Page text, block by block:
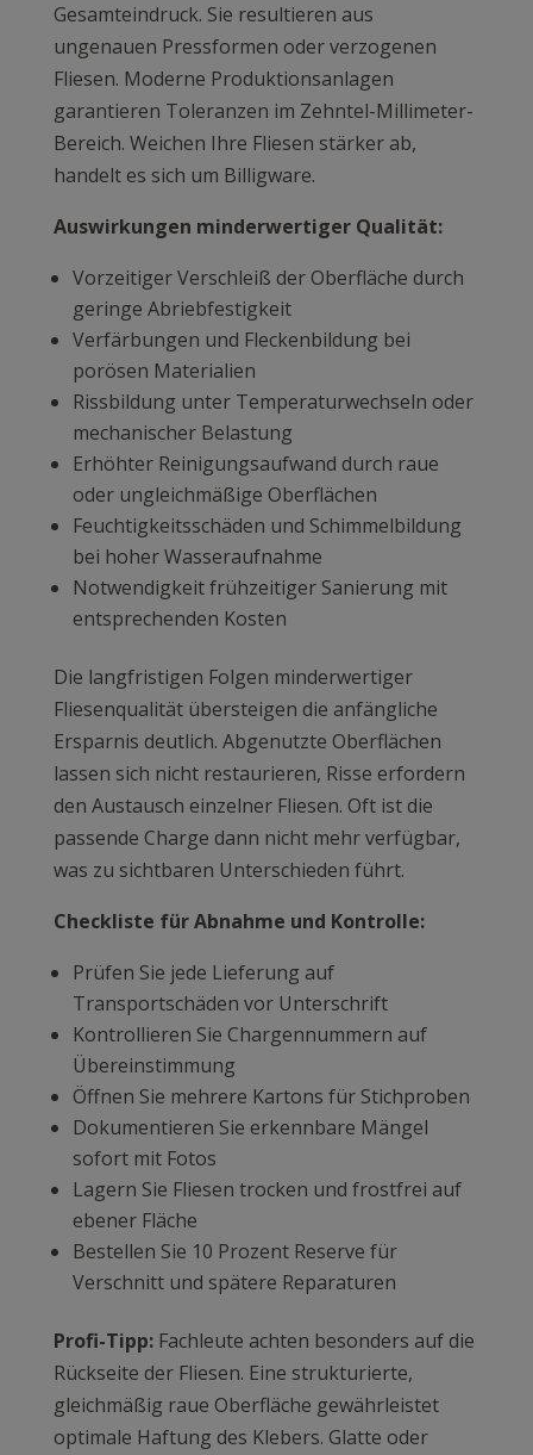
Gesamteindruck. Sie resultieren aus
ungenauen Pressformen oder verzogenen
Fliesen. Moderne Produktionsanlagen
garantieren Toleranzen im Zehntel-Millimeter-
Bereich. Weichen Ihre Fliesen stärker ab,
handelt es sich um Billigware.
Auswirkungen minderwertiger Qualität:
Vorzeitiger Verschleiß der Oberfläche durch
geringe Abriebfestigkeit
Verfärbungen und Fleckenbildung bei
porösen Materialien
Rissbildung unter Temperaturwechseln oder
mechanischer Belastung
Erhöhter Reinigungsaufwand durch raue
oder ungleichmäßige Oberflächen
Feuchtigkeitsschäden und Schimmelbildung
bei hoher Wasseraufnahme
Notwendigkeit frühzeitiger Sanierung mit
entsprechenden Kosten
Die langfristigen Folgen minderwertiger
Fliesenqualität übersteigen die anfängliche
Ersparnis deutlich. Abgenutzte Oberflächen
lassen sich nicht restaurieren, Risse erfordern
den Austausch einzelner Fliesen. Oft ist die
passende Charge dann nicht mehr verfügbar,
was zu sichtbaren Unterschieden führt.
Checkliste für Abnahme und Kontrolle:
Prüfen Sie jede Lieferung auf
Transportschäden vor Unterschrift
Kontrollieren Sie Chargennummern auf
Übereinstimmung
Öffnen Sie mehrere Kartons für Stichproben
Dokumentieren Sie erkennbare Mängel
sofort mit Fotos
Lagern Sie Fliesen trocken und frostfrei auf
ebener Fläche
Bestellen Sie 10 Prozent Reserve für
Verschnitt und spätere Reparaturen
Profi-Tipp:Fachleute achten besonders auf die
Rückseite der Fliesen. Eine strukturierte,
gleichmäßig raue Oberfläche gewährleistet
optimale Haftung des Klebers. Glatte oder